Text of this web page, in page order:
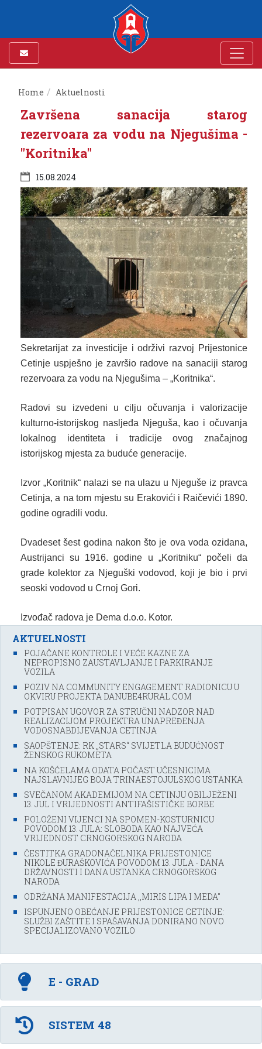
Home Aktuelnosti
Završena sanacija starog
rezervoara za vodu na Njegušima -
"Koritnika"
15.08.2024
Sekretarijat za investicije i održivi razvoj Prijestonice
Cetinje uspješno je završio radove na sanaciji starog
rezervoara za vodu na Njegušima – „Koritnika“.
Radovi su izvedeni u cilju očuvanja i valorizacije
kulturno-istorijskog nasljeđa Njeguša, kao i očuvanja
lokalnog identiteta i tradicije ovog značajnog
istorijskog mjesta za buduće generacije.
Izvor „Koritnik“ nalazi se na ulazu u Njeguše iz pravca
Cetinja, a na tom mjestu su Erakovići i Raičevići 1890.
godine ogradili vodu.
Dvadeset šest godina nakon što je ova voda ozidana,
Austrijanci su 1916. godine u „Koritniku“ počeli da
grade kolektor za Njeguški vodovod, koji je bio i prvi
seoski vodovod u Crnoj Gori.
Izvođač radova je Dema d.o.o. Kotor.
AKTUELNOSTI
POJAČANE KONTROLE I VEĆE KAZNE ZA
NEPROPISNO ZAUSTAVLJANJE I PARKIRANJE
VOZILA
POZIV NA COMMUNITY ENGAGEMENT RADIONICU U
OKVIRU PROJEKTA DANUBE4RURAL.COM
POTPISAN UGOVOR ZA STRUČNI NADZOR NAD
REALIZACIJOM PROJEKTRA UNAPREĐENJA
VODOSNABDIJEVANJA CETINJA
SAOPŠTENJE: RK „STARS“ SVIJETLA BUDUĆNOST
ŽENSKOG RUKOMETA
NA KOŠĆELAMA ODATA POČAST UČESNICIMA
NAJSLAVNIJEG BOJA TRINAESTOJULSKOG USTANKA
SVEČANOM AKADEMIJOM NA CETINJU OBILJEŽENI
13. JUL I VRIJEDNOSTI ANTIFAŠISTIČKE BORBE
POLOŽENI VIJENCI NA SPOMEN-KOSTURNICU
POVODOM 13. JULA: SLOBODA KAO NAJVEĆA
VRIJEDNOST CRNOGORSKOG NARODA
ČESTITKA GRADONAČELNIKA PRIJESTONICE
NIKOLE ĐURAŠKOVIĆA POVODOM 13. JULA - DANA
DRŽAVNOSTI I DANA USTANKA CRNOGORSKOG
NARODA
ODRŽANA MANIFESTACIJA ,,MIRIS LIPA I MEDA''
ISPUNJENO OBEĆANJE PRIJESTONICE CETINJE:
SLUŽBI ZAŠTITE I SPAŠAVANJA DONIRANO NOVO
SPECIJALIZOVANO VOZILO
E - GRAD
SISTEM 48